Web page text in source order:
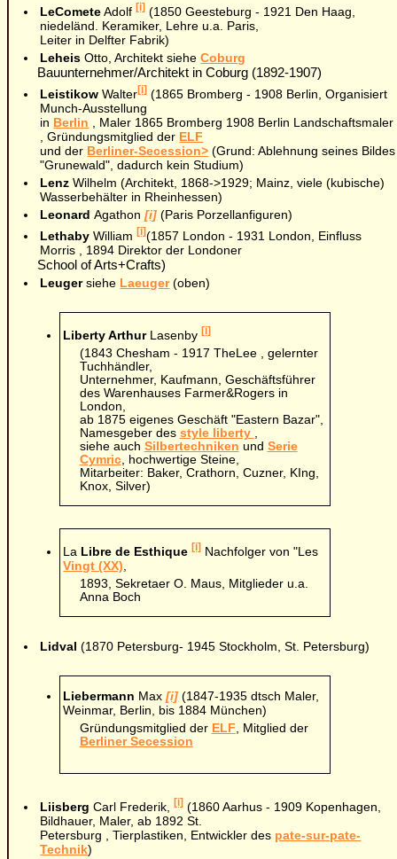
LeCometeAdolf[i] (1850 Geesteburg - 1921 Den Haag,
niedeländ. Keramiker, Lehre u.a. Paris,
Leiter in Delfter Fabrik)
Leheis Otto, Architekt sieheCoburg
Bauunternehmer/Architekt in Coburg (1892-1907)
Leistikow Walter[i] (1865 Bromberg - 1908 Berlin, Organisiert
Munch-Ausstellung
in Berlin , Maler 1865 Bromberg 1908 Berlin Landschaftsmaler
, Gründungsmitglied der ELF
und der Berliner-Secession> (Grund: Ablehnung seines Bildes
"Grunewald", dadurch kein Studium)
Lenz Wilhelm (Architekt, 1868->1929; Mainz, viele (kubische)
Wasserbehälter in Rheinhessen)
LeonardAgathon[i] (Paris Porzellanfiguren)
Lethaby William[i](1857 London - 1931 London, Einfluss
Morris , 1894 Direktor der Londoner
School of Arts+Crafts)
Leugersiehe Laeuger(oben)
Liberty Arthur Lasenby[i]
(1843 Chesham - 1917 TheLee , gelernter
Tuchhändler,
Unternehmer, Kaufmann, Geschäftsführer
des Warenhauses Farmer&Rogers in
London,
ab 1875 eigenes Geschäft "Eastern Bazar",
Namesgeber des style liberty ,
siehe auch Silbertechniken und Serie
Cymric, hochwertige Steine,
Mitarbeiter: Baker, Crathorn, Cuzner, KIng,
Knox, Silver)
La Libre de Esthique [i] Nachfolger von "Les
Vingt (XX),
1893, Sekretaer O. Maus, Mitglieder u.a.
Anna Boch
Lidval(1870 Petersburg- 1945 Stockholm, St. Petersburg)
Liebermann Max[i] (1847-1935 dtsch Maler,
Weinmar, Berlin, bis 1884 München)
Gründungsmitglied der ELF , Mitglied der
Berliner Secession
Liisberg Carl Frederik,[i] (1860 Aarhus - 1909 Kopenhagen,
Bildhauer, Maler, ab 1892 St.
Petersburg , Tierplastiken, Entwickler des pate-sur-pate-
Technik)